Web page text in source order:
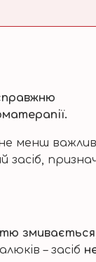
менш
– засіб